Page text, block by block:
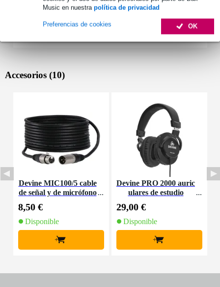
Music en nuestra política de privacidad
OK
Preferencias de cookies
Accesorios (10)
Devine MIC100/5 cable
de señal y de micrófono
8,50 €
Disponible
+
Devine PRO 2000 auric
ulares de estudio
29,00 €
Disponible
+